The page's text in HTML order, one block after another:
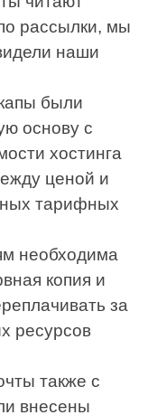
рассылки, мы
наши
были
основу с
хостинга
ценой и
тарифных
необходима
копия и
за
ресурсов
также с
внесены